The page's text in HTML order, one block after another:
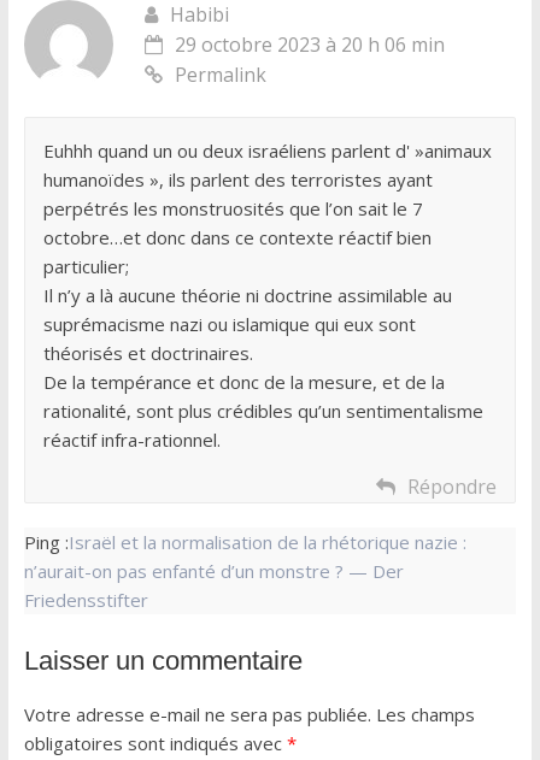
Habibi
29 octobre 2023 à 20 h 06 min
Permalink
Euhhh quand un ou deux israéliens parlent d' »animaux
humanoïdes », ils parlent des terroristes ayant
perpétrés les monstruosités que l’on sait le 7
octobre…et donc dans ce contexte réactif bien
particulier;
Il n’y a là aucune théorie ni doctrine assimilable au
suprémacisme nazi ou islamique qui eux sont
théorisés et doctrinaires.
De la tempérance et donc de la mesure, et de la
rationalité, sont plus crédibles qu’un sentimentalisme
réactif infra-rationnel.
Répondre
Ping :Israël et la normalisation de la rhétorique nazie :
n’aurait-on pas enfanté d’un monstre ? — Der
Friedensstifter
Laisser un commentaire
Votre adresse e-mail ne sera pas publiée. Les champs
obligatoires sont indiqués avec *